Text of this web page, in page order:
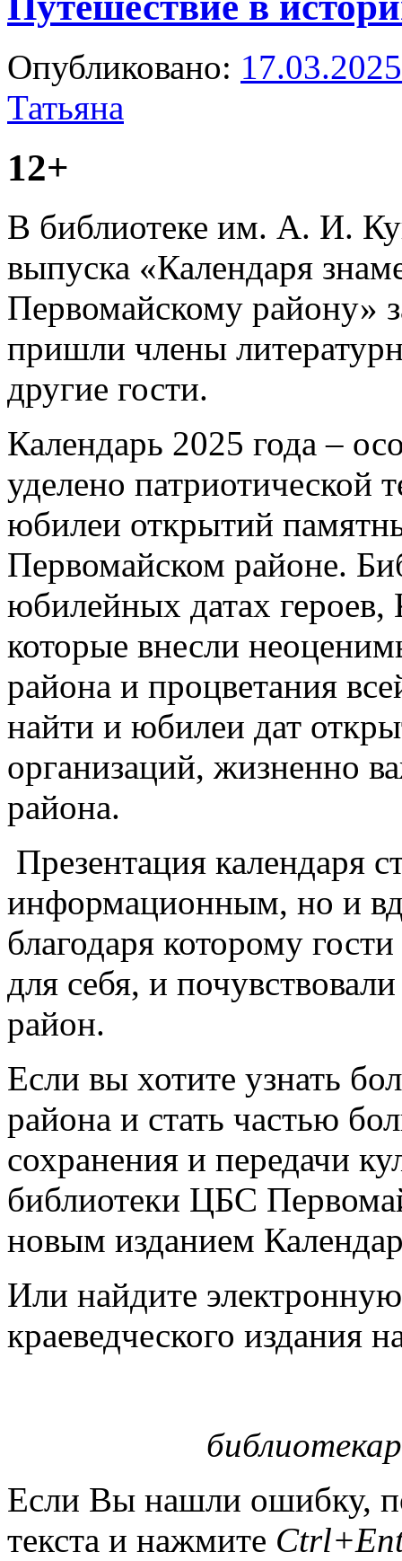
Опубликовано: 17.03.2025
Татьяна
12+
В библиотеке им. А. И.
выпуска «Календаря
Первомайскому району»
пришли члены
другие гости.
Календарь 2025 года –
уделено патриотической
юбилеи открытий
Первомайском районе.
юбилейных датах
которые внесли
района и процветания
найти и юбилеи дат
организаций, жизненно
района.
Презентация календаря
информационным, но и
благодаря которому
для себя, и
район.
Если вы хотите узнать
района и стать частью
сохранения и передачи
библиотеки ЦБС
новым изданием
Или найдите
краеведческого издания
Если Вы нашли ошибку,
текста и нажмите